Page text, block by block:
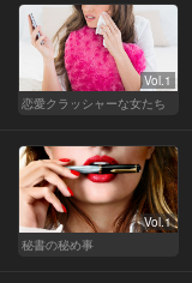
Vol.1
恋愛クラッシャーな女たち
Vol.1
秘書の秘め事